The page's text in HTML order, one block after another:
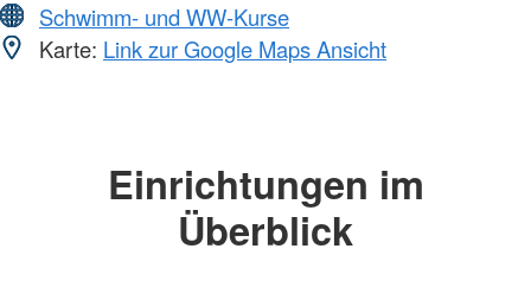
Schwimm- und WW-Kurse
Karte: Link zur Google Maps Ansicht
Einrichtungen im
Überblick